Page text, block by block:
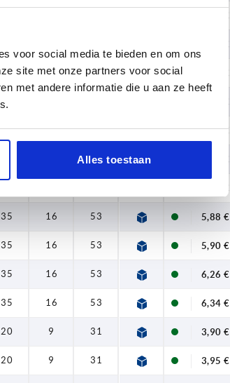
voor social media te bieden en om ons
site met onze partners voor social
met andere informatie die u aan ze heeft
Alles toestaan
4,25 €
4,35 €
25 13 38 4,66 €
30 4,57 €
30 15 46 4,70 €
46 4,90 €
5,74 €
35 16 53 5,88 €
35 16 53 5,90 €
35 16 53 6,26 €
35 16 53 6,34 €
20 9 31 3,90 €
20 9 31 3,95 €